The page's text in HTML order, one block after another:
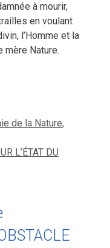
à mourir,
en voulant
l’Homme et la
mère Nature.
de la Nature,
L’ÉTAT DU